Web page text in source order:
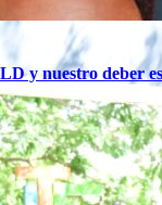
y nuestro deber